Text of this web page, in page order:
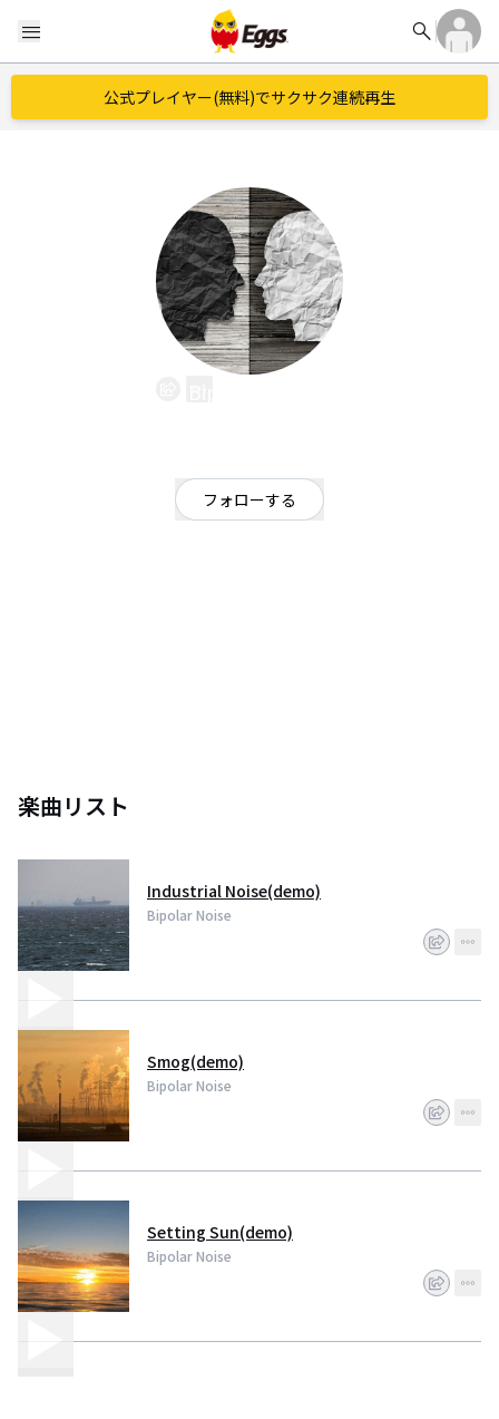
menu search
公式プレイヤー(無料)でサクサク連続再生
フォローする
楽曲リスト
Industrial Noise(demo)
Bipolar Noise
Smog(demo)
Bipolar Noise
Setting Sun(demo)
Bipolar Noise